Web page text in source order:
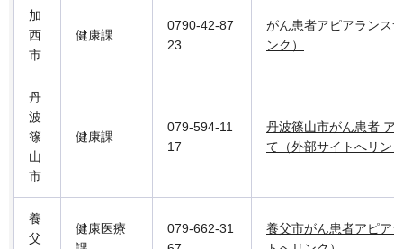
加
西
市
健康課
0790-42-87
23
がん患者アピアランス
ンク）
丹
波
篠
山
市
健康課
079-594-11
17
丹波篠山市がん患者 ア
て（外部サイトへリン
養
父
健康医療
079-662-31
養父市がん患者アピア